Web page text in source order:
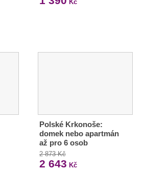
Kč
Polské Krkonoše:
domek nebo apartmán
až pro 6 osob
2 873 Kč
2 643 Kč